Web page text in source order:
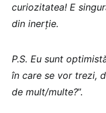
curiozitatea! E
din inerție.
P.S. Eu sunt
în care se vor trezi,
de mult/multe?”.